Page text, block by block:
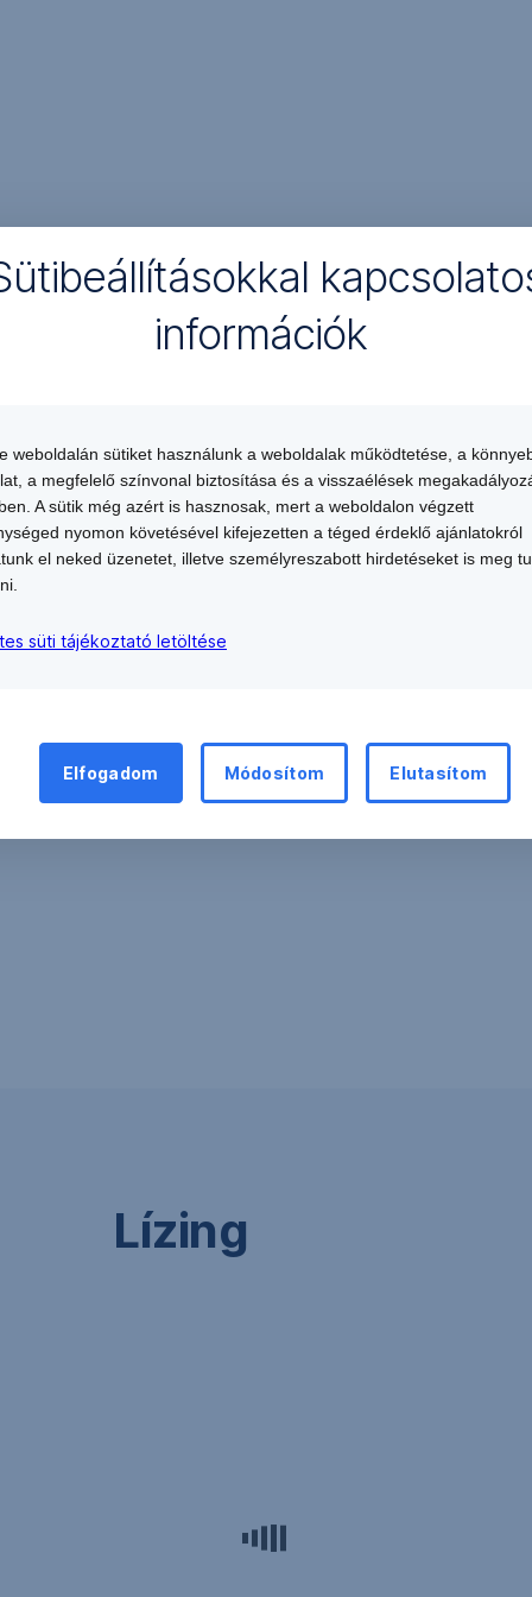
Lízing
információk
weboldalán sütiket használunk a weboldalak működtetése, a
a megfelelő színvonal biztosítása és a visszaélések
A sütik még azért is hasznosak, mert a weboldalon végzett
nyomon követésével kifejezetten a téged érdeklő ajánlatokról
el neked üzenetet, illetve személyreszabott hirdetéseket is meg
süti tájékoztató letöltése
Elfogadom Módosítom Elutasítom